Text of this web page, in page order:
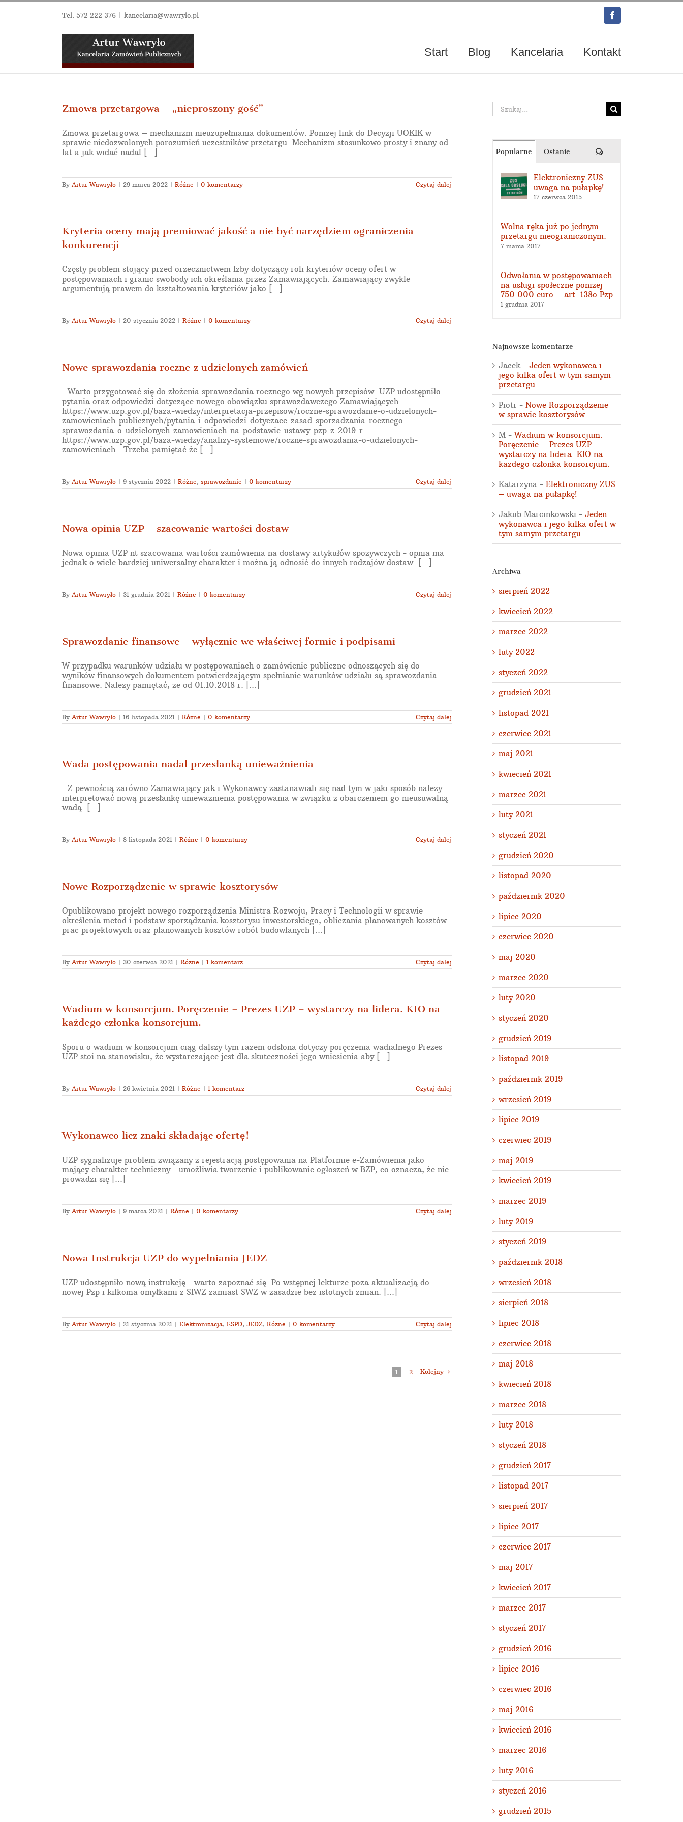
Przejdź
Tel: 572 222 376 kancelaria@wawrylo.pl Facebook
Start Blog Kancelaria Kontakt
Zmowa przetargowa – „nieproszony gość”
Zmowa przetargowa – mechanizm nieuzupełniania dokumentów. Poniżej link do Decyzji UOKIK w
sprawie niedozwolonych porozumień uczestników przetargu. Mechanizm stosunkowo prosty i znany od
lat a jak widać nadal [...]
By Artur Wawryło | 29 marca 2022 | Różne | 0 komentarzy Czytaj dalej
Kryteria oceny mają premiować jakość a nie być narzędziem ograniczenia
konkurencji
Częsty problem stojący przed orzecznictwem Izby dotyczący roli kryteriów oceny ofert w
postępowaniach i granic swobody ich określania przez Zamawiających. Zamawiający zwykle
argumentują prawem do kształtowania kryteriów jako [...]
By Artur Wawryło | 20 stycznia 2022 | Różne | 0 komentarzy Czytaj dalej
Nowe sprawozdania roczne z udzielonych zamówień
Warto przygotować się do złożenia sprawozdania rocznego wg nowych przepisów. UZP udostępniło
pytania oraz odpowiedzi dotyczące nowego obowiązku sprawozdawczego Zamawiających:
https://www.uzp.gov.pl/baza-wiedzy/interpretacja-przepisow/roczne-sprawozdanie-o-udzielonych-
zamowieniach-publicznych/pytania-i-odpowiedzi-dotyczace-zasad-sporzadzania-rocznego-
sprawozdania-o-udzielonych-zamowieniach-na-podstawie-ustawy-pzp-z-2019-r.
https://www.uzp.gov.pl/baza-wiedzy/analizy-systemowe/roczne-sprawozdania-o-udzielonych-
zamowieniach Trzeba pamiętać że [...]
By Artur Wawryło | 9 stycznia 2022 | Różne, sprawozdanie | 0 komentarzy Czytaj dalej
Nowa opinia UZP – szacowanie wartości dostaw
Nowa opinia UZP nt szacowania wartości zamówienia na dostawy artykułów spożywczych - opnia ma
jednak o wiele bardziej uniwersalny charakter i można ją odnosić do innych rodzajów dostaw. [...]
By Artur Wawryło | 31 grudnia 2021 | Różne | 0 komentarzy Czytaj dalej
Sprawozdanie finansowe – wyłącznie we właściwej formie i podpisami
W przypadku warunków udziału w postępowaniach o zamówienie publiczne odnoszących się do
wyników finansowych dokumentem potwierdzającym spełnianie warunków udziału są sprawozdania
finansowe. Należy pamiętać, że od 01.10.2018 r. [...]
By Artur Wawryło | 16 listopada 2021 | Różne | 0 komentarzy Czytaj dalej
Wada postępowania nadal przesłanką unieważnienia
Z pewnością zarówno Zamawiający jak i Wykonawcy zastanawiali się nad tym w jaki sposób należy
interpretować nową przesłankę unieważnienia postępowania w związku z obarczeniem go nieusuwalną
wadą. [...]
By Artur Wawryło | 8 listopada 2021 | Różne | 0 komentarzy Czytaj dalej
Nowe Rozporządzenie w sprawie kosztorysów
Opublikowano projekt nowego rozporządzenia Ministra Rozwoju, Pracy i Technologii w sprawie
określenia metod i podstaw sporządzania kosztorysu inwestorskiego, obliczania planowanych kosztów
prac projektowych oraz planowanych kosztów robót budowlanych [...]
By Artur Wawryło | 30 czerwca 2021 | Różne | 1 komentarz Czytaj dalej
Wadium w konsorcjum. Poręczenie – Prezes UZP – wystarczy na lidera. KIO na
każdego członka konsorcjum.
Sporu o wadium w konsorcjum ciąg dalszy tym razem odsłona dotyczy poręczenia wadialnego Prezes
UZP stoi na stanowisku, że wystarczające jest dla skuteczności jego wniesienia aby [...]
By Artur Wawryło | 26 kwietnia 2021 | Różne | 1 komentarz Czytaj dalej
Wykonawco licz znaki składając ofertę!
UZP sygnalizuje problem związany z rejestracją postępowania na Platformie e-Zamówienia jako
mający charakter techniczny - umożliwia tworzenie i publikowanie ogłoszeń w BZP, co oznacza, że nie
prowadzi się [...]
By Artur Wawryło | 9 marca 2021 | Różne | 0 komentarzy Czytaj dalej
Nowa Instrukcja UZP do wypełniania JEDZ
UZP udostępniło nową instrukcję - warto zapoznać się. Po wstępnej lekturze poza aktualizacją do
nowej Pzp i kilkoma omyłkami z SIWZ zamiast SWZ w zasadzie bez istotnych zmian. [...]
By Artur Wawryło | 21 stycznia 2021 | Elektronizacja, ESPD, JEDZ, Różne | 0 komentarzy Czytaj dalej
1 2 Kolejny
Szukaj
Popularne Ostanie Komentarze
Elektroniczny ZUS –
uwaga na pułapkę!
17 czerwca 2015
Wolna ręka już po jednym
przetargu nieograniczonym.
7 marca 2017
Odwołania w postępowaniach
na usługi społeczne poniżej
750 000 euro – art. 138o Pzp
1 grudnia 2017
Najnowsze komentarze
Jacek - Jeden wykonawca i
jego kilka ofert w tym samym
przetargu
Piotr - Nowe Rozporządzenie
w sprawie kosztorysów
M -Wadium w konsorcjum.
Poręczenie – Prezes UZP –
wystarczy na lidera. KIO na
każdego członka konsorcjum.
Katarzyna - Elektroniczny ZUS
– uwaga na pułapkę!
Jakub Marcinkowski - Jeden
wykonawca i jego kilka ofert w
tym samym przetargu
Archiwa
sierpień 2022
kwiecień 2022
marzec 2022
luty 2022
styczeń 2022
grudzień 2021
listopad 2021
czerwiec 2021
maj 2021
kwiecień 2021
marzec 2021
luty 2021
styczeń 2021
grudzień 2020
listopad 2020
październik 2020
lipiec 2020
czerwiec 2020
maj 2020
marzec 2020
luty 2020
styczeń 2020
grudzień 2019
listopad 2019
październik 2019
wrzesień 2019
lipiec 2019
czerwiec 2019
maj 2019
kwiecień 2019
marzec 2019
luty 2019
styczeń 2019
październik 2018
wrzesień 2018
sierpień 2018
lipiec 2018
czerwiec 2018
maj 2018
kwiecień 2018
marzec 2018
luty 2018
styczeń 2018
grudzień 2017
listopad 2017
sierpień 2017
lipiec 2017
czerwiec 2017
maj 2017
kwiecień 2017
marzec 2017
styczeń 2017
grudzień 2016
lipiec 2016
czerwiec 2016
maj 2016
kwiecień 2016
marzec 2016
luty 2016
styczeń 2016
grudzień 2015